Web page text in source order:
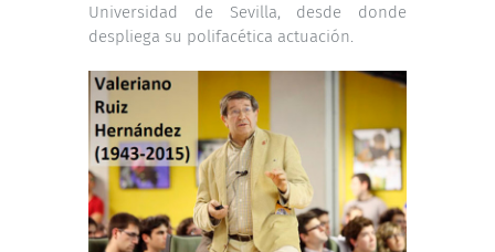
Universidad de Sevilla, desde donde
despliega su polifacética actuación.